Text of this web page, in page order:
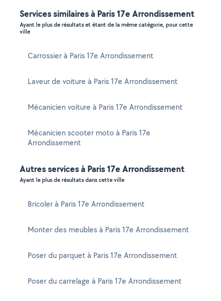
Services similaires à Paris 17e Arrondissement
Ayant le plus de résultats et étant de la même catégorie, pour cette
ville
Carrossier à Paris 17e Arrondissement
Laveur de voiture à Paris 17e Arrondissement
Mécanicien voiture à Paris 17e Arrondissement
Mécanicien scooter moto à Paris 17e
Arrondissement
Autres services à Paris 17e Arrondissement
Ayant le plus de résultats dans cette ville
Bricoler à Paris 17e Arrondissement
Monter des meubles à Paris 17e Arrondissement
Poser du parquet à Paris 17e Arrondissement
Poser du carrelage à Paris 17e Arrondissement